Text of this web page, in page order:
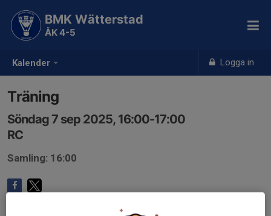
Kalender Logga in
BMK Wätterstad
ÅK 4-5
Träning
Söndag 7 sep 2025, 16:00-17:00
RC
Samling: 16:00